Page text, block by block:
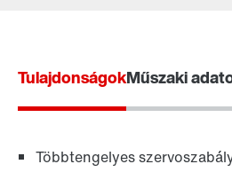
Ipari kommunikáció
TulajdonságokMűszaki
Többtengelyes